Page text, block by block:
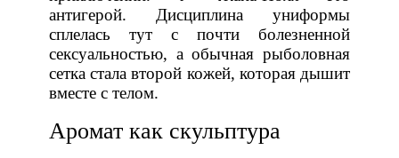
антигерой. Дисциплина униформы
сплелась тут с почти болезненной
сексуальностью, а обычная рыболовная
сетка стала второй кожей, которая дышит
вместе с телом.
Аромат как скульптура